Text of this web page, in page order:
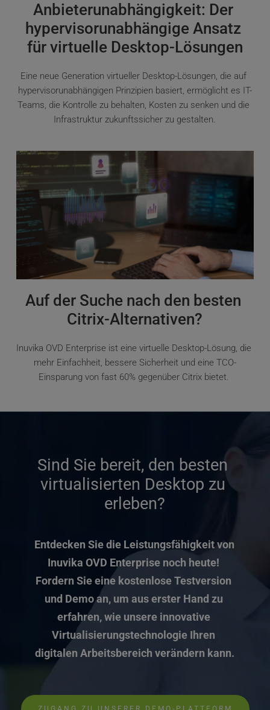
Anbieterunabhängigkeit: Der
hypervisorunabhängige Ansatz
für virtuelle Desktop-Lösungen
Eine neue Generation virtueller Desktop-Lösungen, die auf
hypervisorunabhängigen Prinzipien basiert, ermöglicht es IT-
Teams, die Kontrolle zu behalten, Kosten zu senken und die
Infrastruktur zukunftssicher zu gestalten.
Auf der Suche nach den besten
Citrix-Alternativen?
Inuvika OVD Enterprise ist eine virtuelle Desktop-Lösung, die
mehr Einfachheit, bessere Sicherheit und eine TCO-
Einsparung von fast 60% gegenüber Citrix bietet.
Sind Sie bereit, den besten
virtualisierten Desktop zu
erleben?
Entdecken Sie die Leistungsfähigkeit von
Inuvika OVD Enterprise noch heute!
Fordern Sie eine kostenlose Testversion
und Demo an, um aus erster Hand zu
erfahren, wie unsere innovative
Virtualisierungstechnologie Ihren
digitalen Arbeitsbereich verändern kann.